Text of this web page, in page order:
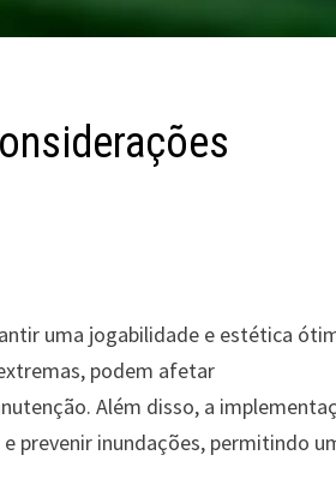
uma jogabilidade e estética
podem afetar
Além disso, a
prevenir inundações, permitindo